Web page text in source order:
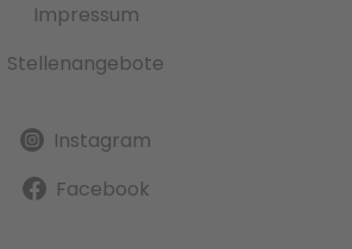
Impressum
Stellenangebote
Instagram
Facebook